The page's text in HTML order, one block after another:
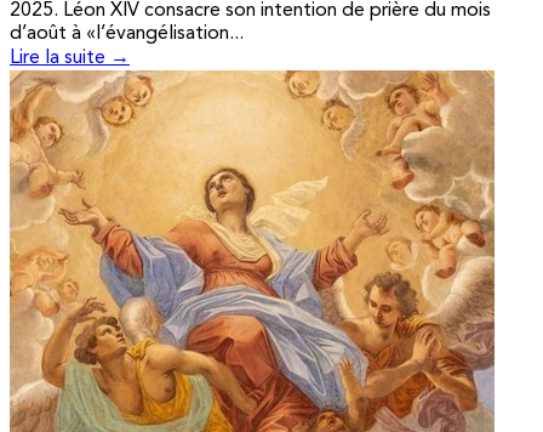
2025. Léon XIV consacre son intention de prière du mois
d’août à «l’évangélisation...
Lire la suite →